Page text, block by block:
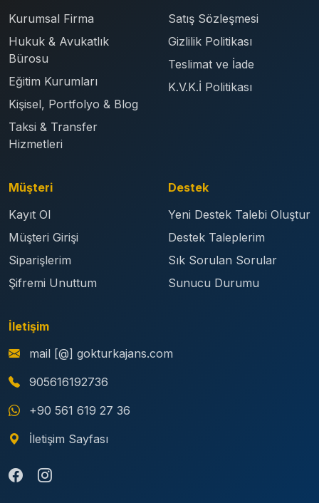
Kurumsal Firma
Hukuk & Avukatlık
Bürosu
Eğitim Kurumları
Kişisel, Portfolyo & Blog
Taksi & Transfer
Hizmetleri
Satış Sözleşmesi
Gizlilik Politikası
Teslimat ve İade
K.V.K.İ Politikası
Müşteri
Kayıt Ol
Müşteri Girişi
Siparişlerim
Şifremi Unuttum
Destek
Yeni Destek Talebi Oluştur
Destek Taleplerim
Sık Sorulan Sorular
Sunucu Durumu
İletişim
mail [@] gokturkajans.com
905616192736
+90 561 619 27 36
İletişim Sayfası